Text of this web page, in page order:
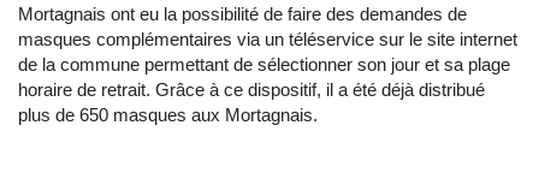
Mortagnais ont eu la possibilité de faire des demandes de
masques complémentaires via un téléservice sur le site internet
de la commune permettant de sélectionner son jour et sa plage
horaire de retrait. Grâce à ce dispositif, il a été déjà distribué
plus de 650 masques aux Mortagnais.